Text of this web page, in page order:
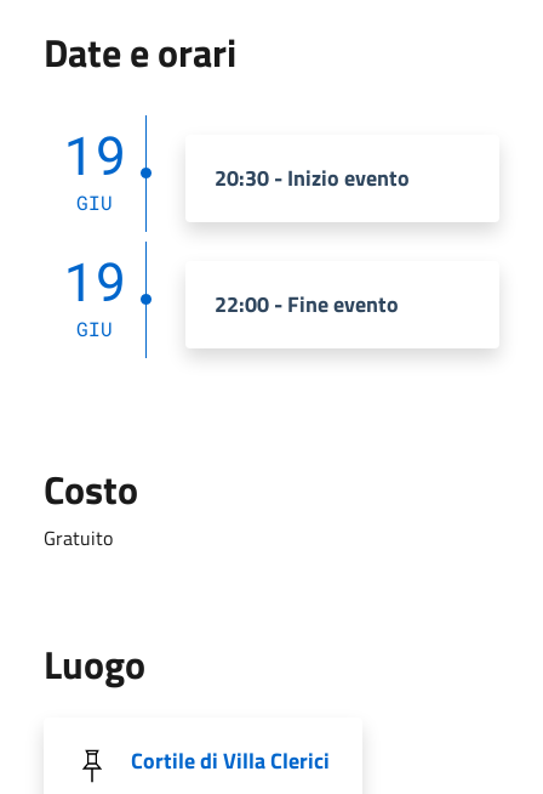
Date e orari
19
GIU
20:30 - Inizio evento
19
GIU
22:00 - Fine evento
Costo
Gratuito
Luogo
Cortile di Villa Clerici